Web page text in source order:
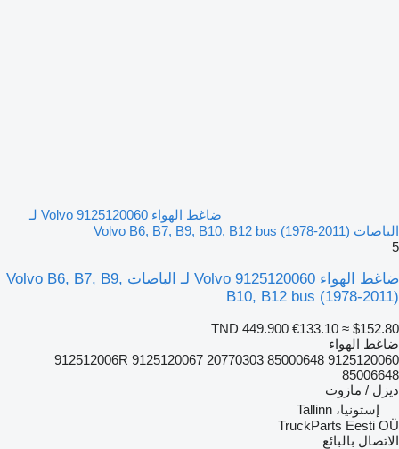
ضاغط الهواء Volvo 9125120060 لـ
الباصات Volvo B6, B7, B9, B10, B12 bus (1978-2011)
5
ضاغط الهواء Volvo 9125120060 لـ الباصات Volvo B6, B7, B9,
B10, B12 bus (1978-2011)
TND 449.900 €133.10 ≈ $152.80
ضاغط الهواء
9125120060 912512006R 9125120067 20770303 85000648
85006648
ديزل / مازوت
إستونيا، Tallinn
TruckParts Eesti OÜ
الاتصال بالبائع